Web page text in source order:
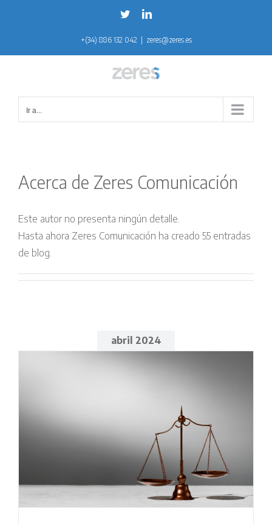
TwitterLinkedIn
+(34) 886 132 042 zeres@zeres.es
Ir a...
Acerca de Zeres Comunicación
Este autor no presenta ningún detalle.
Hasta ahora Zeres Comunicación ha creado 55 entradas
de blog.
abril 2024